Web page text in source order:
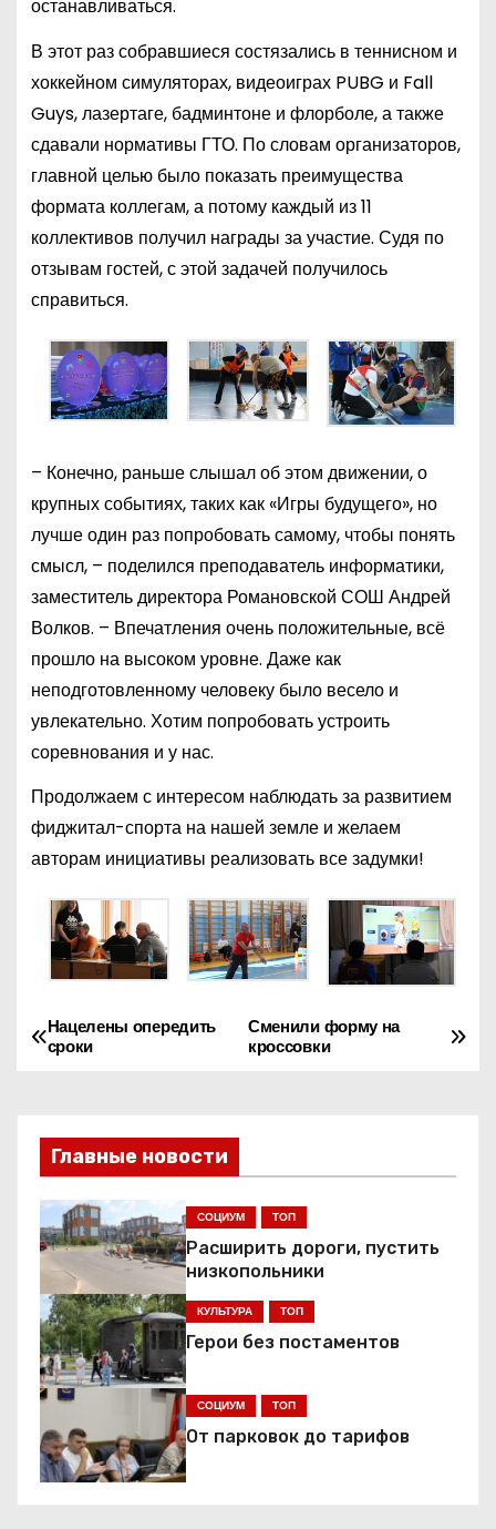
останавливаться.
В этот раз собравшиеся состязались в теннисном и
хоккейном симуляторах, видеоиграх PUBG и Fall
Guys, лазертаге, бадминтоне и флорболе, а также
сдавали нормативы ГТО. По словам организаторов,
главной целью было показать преимущества
формата коллегам, а потому каждый из 11
коллективов получил награды за участие. Судя по
отзывам гостей, с этой задачей получилось
справиться.
– Конечно, раньше слышал об этом движении, о
крупных событиях, таких как «Игры будущего», но
лучше один раз попробовать самому, чтобы понять
смысл, – поделился преподаватель информатики,
заместитель директора Романовской СОШ Андрей
Волков. – Впечатления очень положительные, всё
прошло на высоком уровне. Даже как
неподготовленному человеку было весело и
увлекательно. Хотим попробовать устроить
соревнования и у нас.
Продолжаем с интересом наблюдать за развитием
фиджитал-спорта на нашей земле и желаем
авторам инициативы реализовать все задумки!
Н
в
и
г
а
ц
и
я
п
Сменили форму на
кроссовки
Нацелены опередить
сроки
Главные новости
СОЦИУМ ТОП
Расширить дороги, пустить
низкопольники
КУЛЬТУРА ТОП
Герои без постаментов
СОЦИУМ ТОП
От парковок до тарифов